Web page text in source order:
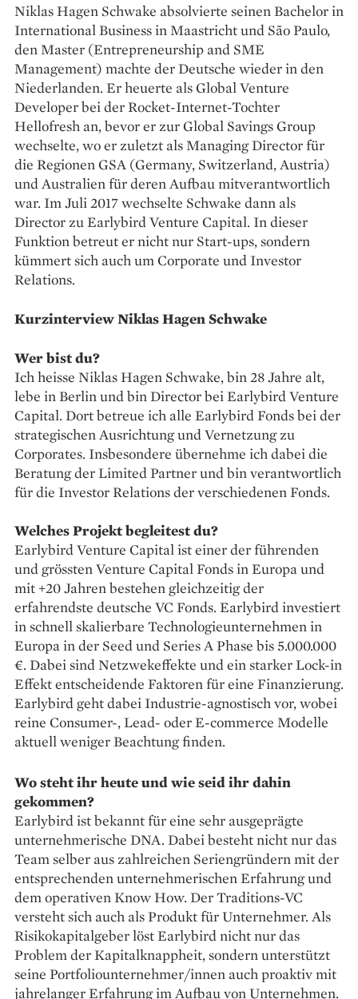
Niklas Hagen ​​Schwake absolvierte seinen Bachelor in
International Business in Maastricht und São Paulo,
den Master (Entrepreneurship and SME
Management) machte der Deutsche wieder in den
Niederlanden. Er heuerte als Global Venture
Developer bei der Rocket-Internet-Tochter
Hellofresh an, bevor er zur Global Savings Group
wechselte, wo er zuletzt als Managing Director für
die Regionen GSA (Germany, Switzerland, Austria)
und Australien für deren Aufbau mitverantwortlich
war. Im Juli 2017 wechselte Schwake dann als
Director zu Earlybird Venture Capital. In dieser
Funktion betreut er nicht nur Start-ups, sondern
kümmert sich auch um Corporate und Investor
Relations.
Kurzinterview Niklas Hagen ​​Schwake
Wer bist du?
Ich heisse Niklas Hagen ​​Schwake, bin 28 Jahre alt,
lebe in Berlin und bin Director bei Earlybird Venture
Capital. Dort betreue ich alle Earlybird Fonds bei der
strategischen Ausrichtung und Vernetzung zu
Corporates. Insbesondere übernehme ich dabei die
Beratung der Limited Partner und bin verantwortlich
für die Investor Relations der verschiedenen Fonds.
Welches Projekt begleitest du?
Earlybird Venture Capital ist einer der führenden
und grössten Venture Capital Fonds in Europa und
mit +20 Jahren bestehen gleichzeitig der
erfahrendste deutsche VC Fonds. Earlybird investiert
in schnell skalierbare Technologieunternehmen in
Europa in der Seed und Series A Phase bis 5.000.000
€. Dabei sind Netzwekeffekte und ein starker Lock-in
Effekt entscheidende Faktoren für eine Finanzierung.
Earlybird geht dabei Industrie-agnostisch vor, wobei
reine Consumer-, Lead- oder E-commerce Modelle
aktuell weniger Beachtung finden.
Wo steht ihr heute und wie seid ihr dahin
gekommen?
Earlybird ist bekannt für eine sehr ausgeprägte
unternehmerische DNA. Dabei besteht nicht nur das
Team selber aus zahlreichen Seriengründern mit der
entsprechenden unternehmerischen Erfahrung und
dem operativen Know How. Der Traditions-VC
versteht sich auch als Produkt für Unternehmer. Als
Risikokapitalgeber löst Earlybird nicht nur das
Problem der Kapitalknappheit, sondern unterstützt
seine Portfoliounternehmer/innen auch proaktiv mit
jahrelanger Erfahrung im Aufbau von Unternehmen.